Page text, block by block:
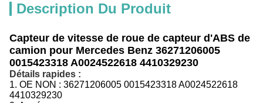
Description Du Produit
Capteur de vitesse de roue de capteur d'ABS de
camion pour Mercedes Benz 36271206005
0015423318 A0024522618 4410329230
Détails rapides :
1. OE NON : 36271206005 0015423318 A0024522618
4410329230